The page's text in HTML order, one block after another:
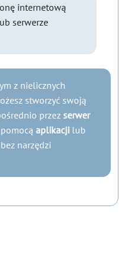
internetową
serwerze
z nielicznych
stworzyć swoją
przez serwer
aplikacji lub
narzędzi